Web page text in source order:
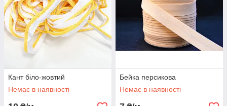
Кант біло-жовтий
Немає в наявності
Бейка персикова
Немає в наявності